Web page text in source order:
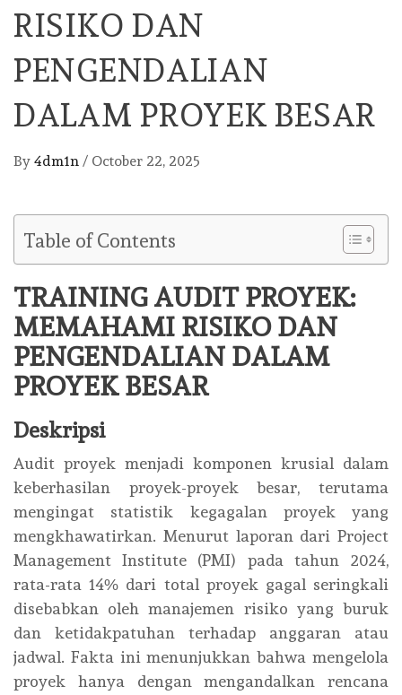
RISIKO DAN
PENGENDALIAN
DALAM PROYEK BESAR
By 4dm1n / October 22, 2025
Table of Contents
TRAINING AUDIT PROYEK:
MEMAHAMI RISIKO DAN
PENGENDALIAN DALAM
PROYEK BESAR
Deskripsi
Audit proyek menjadi komponen krusial dalam
keberhasilan proyek-proyek besar, terutama
mengingat statistik kegagalan proyek yang
mengkhawatirkan. Menurut laporan dari Project
Management Institute (PMI) pada tahun 2024,
rata-rata 14% dari total proyek gagal seringkali
disebabkan oleh manajemen risiko yang buruk
dan ketidakpatuhan terhadap anggaran atau
jadwal. Fakta ini menunjukkan bahwa mengelola
proyek hanya dengan mengandalkan rencana